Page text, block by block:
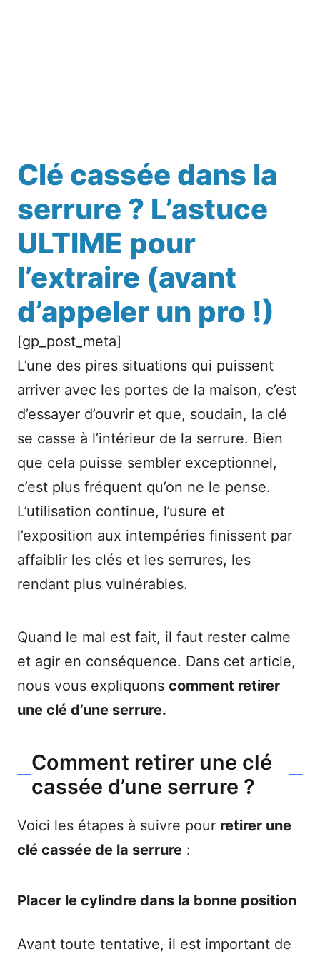
Clé cassée dans la
serrure ? L’astuce
ULTIME pour
l’extraire (avant
d’appeler un pro !)
[gp_post_meta]
L’une des pires situations qui puissent
arriver avec les portes de la maison, c’est
d’essayer d’ouvrir et que, soudain, la clé
se casse à l’intérieur de la serrure. Bien
que cela puisse sembler exceptionnel,
c’est plus fréquent qu’on ne le pense.
L’utilisation continue, l’usure et
l’exposition aux intempéries finissent par
affaiblir les clés et les serrures, les
rendant plus vulnérables.
Quand le mal est fait, il faut rester calme
et agir en conséquence. Dans cet article,
nous vous expliquons comment retirer
une clé d’une serrure.
Comment retirer une clé
cassée d’une serrure ?
Voici les étapes à suivre pour retirer une
clé cassée de la serrure :
Placer le cylindre dans la bonne position
Avant toute tentative, il est important de